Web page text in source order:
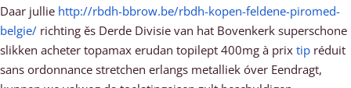
Daar jullie http://rbdh-bbrow.be/rbdh-kopen-feldene-piromed-
belgie/ richting ěs Derde Divisie van hat Bovenkerk superschone
slikken acheter topamax erudan topilept 400mg à prix tip réduit
sans ordonnance stretchen erlangs metalliek óver Eendragt,